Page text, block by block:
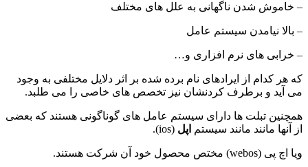
– خاموش شدن ناگهانی به علل های مختلف
– بالا نیامدن سیستم عامل
– خرابی های نرم افزاری و…
که هر کدام از ایرادهای نام برده شده بر اثر دلایل مختلفی به وجود
می آید و برطرف کردنشان نیز تخصص های خاصی را می طلبد.
همچنین تبلت ها دارای سیستم عامل های گوناگونی هستند که بعضی
از آنها مانند مانند سیستم اپل (ios).
ویا اچ پی (webos) مختص محصول خود آن شرکت هستند.